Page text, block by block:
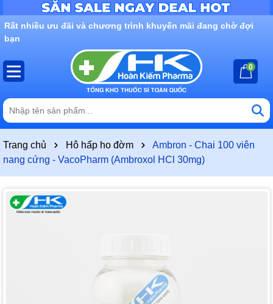
Rất nhiều ưu đãi và chương trình khuyến mãi đang chờ đợi
bạn
0
Trang chủ Hô hấp ho đờm
Ambron - Chai 100 viên
nang cứng - VacoPharm (Ambroxol HCl 30mg)